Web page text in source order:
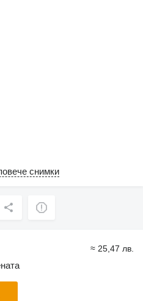
снимки
≈ 25,47 лв.